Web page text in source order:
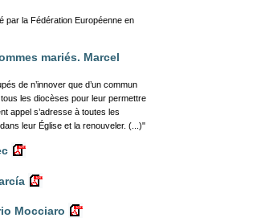
par la Fédération Européenne en
mariés. Marcel
de n’innover que d’un commun
les diocèses pour leur permettre
appel s’adresse à toutes les
leur Église et la renouveler. (...)"
Mocciaro